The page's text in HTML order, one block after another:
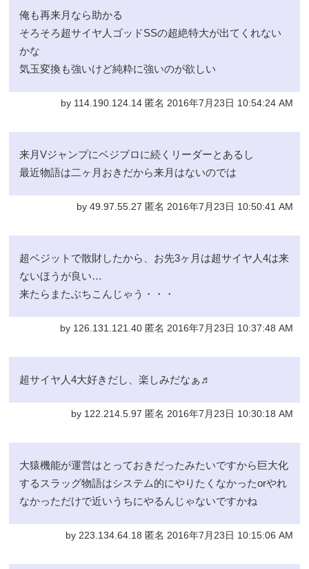
俺も再来月なら助かる
そろそろ超サイヤ人ゴッドSSの超絶特大が出てくれない
かな
気玉変換も強いけど純粋に強いのが欲しい
by 114.190.124.14 匿名 2016年7月23日 10:54:24 AM
来月Vジャンプにベジブロに続くリーダーとあるし
最近物語は二ヶ月おきだから来月はないのでは
by 49.97.55.27 匿名 2016年7月23日 10:50:41 AM
超ベジットで散財したから、お先3ヶ月は超サイヤ人4は来
ないほうが良い…
来たらまたぶちこんじゃう・・・
by 126.131.121.40 匿名 2016年7月23日 10:37:48 AM
超サイヤ人4大好きだし、楽しみだなぁ♬
by 122.214.5.97 匿名 2016年7月23日 10:30:18 AM
大猿機能が運営はとっておきだったみたいですから巨大化
するスラッグ物語はシステム的にやりたくなかったorやれ
なかっただけで近いうちにやるんじゃないですかね
by 223.134.64.18 匿名 2016年7月23日 10:15:06 AM